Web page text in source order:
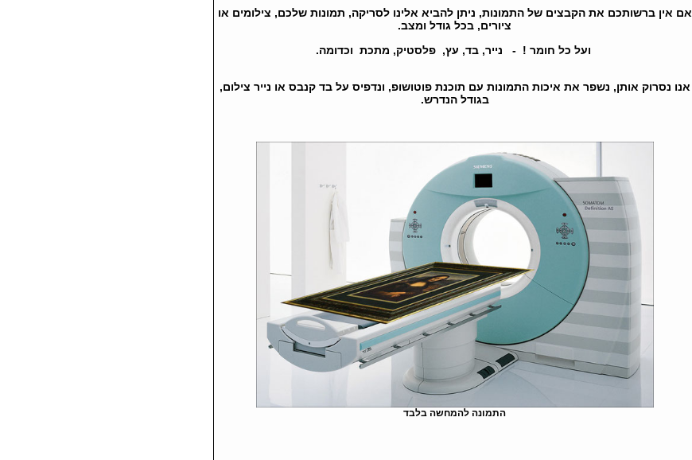
אם אין ברשותכם את הקבצים של התמונות, ניתן להביא אלינו לסריקה, תמונות שלכם, צילומים או
ציורים, בכל גודל ומצב.
ועל כל חומר ! -
נייר, בד, עץ, פלסטיק, מתכת וכדומה.
אנו נסרוק אותן, נשפר את איכות התמונות עם תוכנת פוטושופ, ונדפיס על בד קנבס או נייר צילום,
בגודל הנדרש.
התמונה להמחשה בלבד